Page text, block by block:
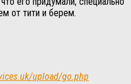
от тити и берем.
upload/go.php